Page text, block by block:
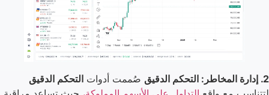
2. إدارة المخاطر: التحكم الدقيق صُممت أدوات التحكم الدقيق